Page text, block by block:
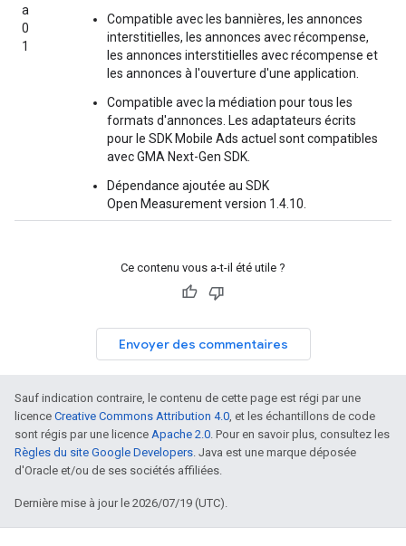
a
0
1
Compatible avec les bannières, les annonces
interstitielles, les annonces avec récompense,
les annonces interstitielles avec récompense et
les annonces à l'ouverture d'une application.
Compatible avec la médiation pour tous les
formats d'annonces. Les adaptateurs écrits
pour le SDK Mobile Ads actuel sont compatibles
avecGMA Next-Gen SDK
Dépendance ajoutée au SDK
Open Measurement version 1.4.10.
Ce contenu vous a-t-il été utile ?
Envoyer des commentaires
Sauf indication contraire, le contenu de cette page est régi par une
licence Creative Commons Attribution 4.0, et les échantillons de code
sont régis par une licence Apache 2.0. Pour en savoir plus, consultez les
Règles du site Google Developers. Java est une marque déposée
d'Oracle et/ou de ses sociétés affiliées.
Dernière mise à jour le 2026/07/19 (UTC).